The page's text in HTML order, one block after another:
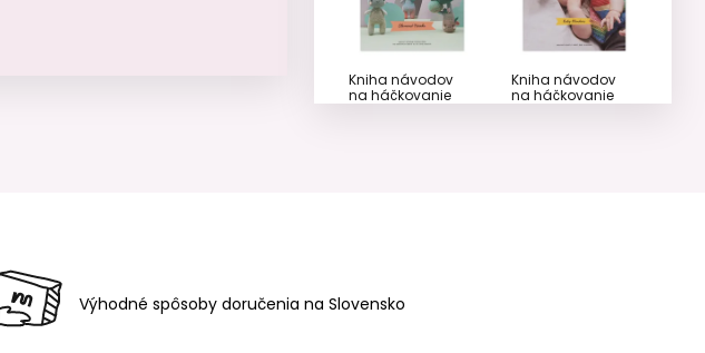
Kniha návodov
na háčkovanie
Kniha návodov
na háčkovanie
Výhodné spôsoby doručenia na Slovensko